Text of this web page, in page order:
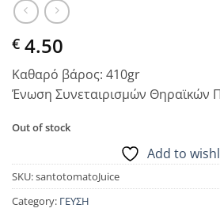
€ 4.50
Καθαρό βάρος: 410gr
Ένωση Συνεταιρισμών Θηραϊκών
Out of stock
Add to
SKU:santotomatoJuice
Category: ΓΕΥΣΗ